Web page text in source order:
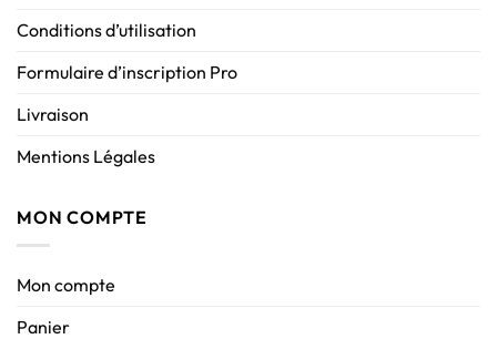
Conditions d’utilisation
Formulaire d’inscription Pro
Livraison
Mentions Légales
MON COMPTE
Mon compte
Panier